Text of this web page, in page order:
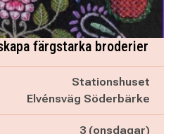
färgstarka broderier
Stationshuset
Elvénsväg Söderbärke
3 (onsdagar)